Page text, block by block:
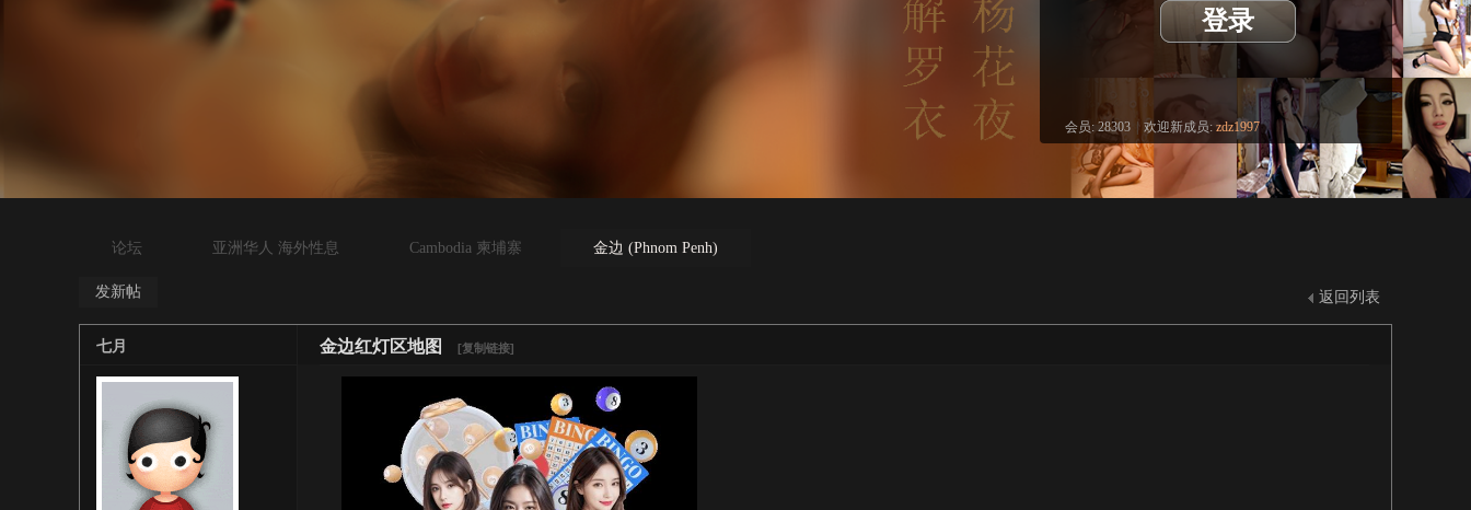
登录
会员: 28303 欢迎新成员: zdz1997
论坛 亚洲华人 海外性息 Cambodia 柬埔寨 金边 (Phnom Penh)
返回列表
发新帖
金边红灯区地图 [复制链接]
七月